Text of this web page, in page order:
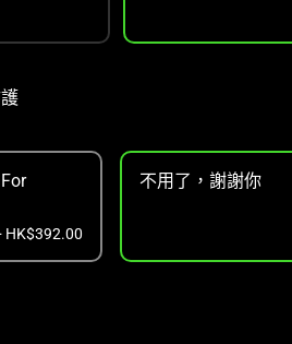
HK$392.00
不用了，謝謝你